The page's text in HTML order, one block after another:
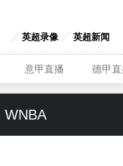
英超录像 英超新闻
意甲直播 德甲
WNBA